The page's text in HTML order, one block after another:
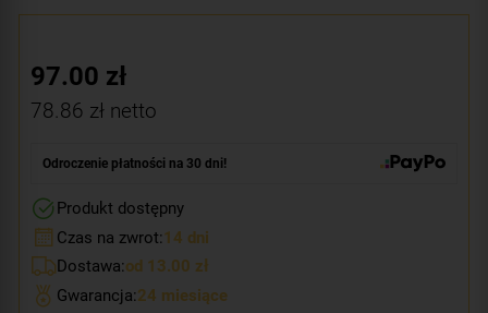
97.00 zł
78.86 zł netto
Odroczenie płatności na 30 dni!
Produkt dostępny
Czas na zwrot:14 dni
Dostawa:od 13.00 zł
Gwarancja:24 miesiące